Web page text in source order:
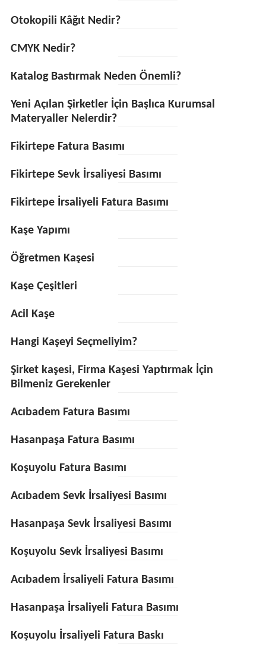
Otokopili Kâğıt Nedir?
CMYK Nedir?
Katalog Bastırmak Neden Önemli?
Yeni Açılan Şirketler İçin Başlıca Kurumsal
Materyaller Nelerdir?
Fikirtepe Fatura Basımı
Fikirtepe Sevk İrsaliyesi Basımı
Fikirtepe İrsaliyeli Fatura Basımı
Kaşe Yapımı
Öğretmen Kaşesi
Kaşe Çeşitleri
Acil Kaşe
Hangi Kaşeyi Seçmeliyim?
Şirket kaşesi, Firma Kaşesi Yaptırmak İçin
Bilmeniz Gerekenler
Acıbadem Fatura Basımı
Hasanpaşa Fatura Basımı
Koşuyolu Fatura Basımı
Acıbadem Sevk İrsaliyesi Basımı
Hasanpaşa Sevk İrsaliyesi Basımı
Koşuyolu Sevk İrsaliyesi Basımı
Acıbadem İrsaliyeli Fatura Basımı
Hasanpaşa İrsaliyeli Fatura Basımı
Koşuyolu İrsaliyeli Fatura Baskı